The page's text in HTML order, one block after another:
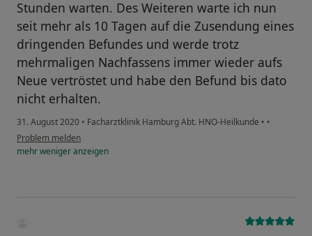
Stunden warten. Des Weiteren warte ich nun
seit mehr als 10 Tagen auf die Zusendung eines
dringenden Befundes und werde trotz
mehrmaligen Nachfassens immer wieder aufs
Neue vertröstet und habe den Befund bis dato
nicht erhalten.
31. August 2020 • Facharztklinik Hamburg Abt. HNO-Heilkunde • •
Problem melden
mehrwenigeranzeigen